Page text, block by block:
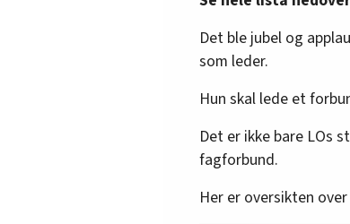
Det ble jubel og
som leder.
Hun skal lede et
Det er ikke bare LOs
fagforbund.
Her er oversikten